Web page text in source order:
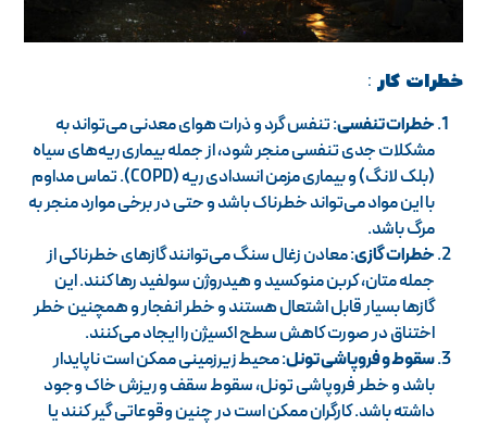
خطرات کار :
خطرات تنفسی: تنفس گرد و ذرات هوای معدنی می‌تواند به
مشکلات جدی تنفسی منجر شود، از جمله بیماری ریه‌های سیاه
(بلک لانگ) و بیماری مزمن انسدادی ریه (COPD). تماس مداوم
با این مواد می‌تواند خطرناک باشد و حتی در برخی موارد منجر به
مرگ باشد.
خطرات گازی: معادن زغال سنگ می‌توانند گازهای خطرناکی از
جمله متان، کربن منوکسید و هیدروژن سولفید رها کنند. این
گازها بسیار قابل اشتعال هستند و خطر انفجار و همچنین خطر
اختناق در صورت کاهش سطح اکسیژن را ایجاد می‌کنند.
سقوط و فروپاشی تونل: محیط زیرزمینی ممکن است ناپایدار
باشد و خطر فروپاشی تونل، سقوط سقف و ریزش خاک وجود
داشته باشد. کارگران ممکن است در چنین وقوعاتی گیر کنند یا